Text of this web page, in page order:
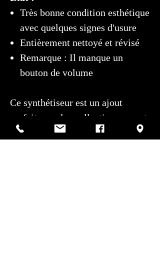
Très bonne condition esthétique
avec quelques signes d'usure
Entièrement nettoyé et révisé
Remarque : Il manque un
bouton de volume
Ce synthétiseur est un ajout
parfait pour les collectionneurs et
les musiciens, offrant ce son